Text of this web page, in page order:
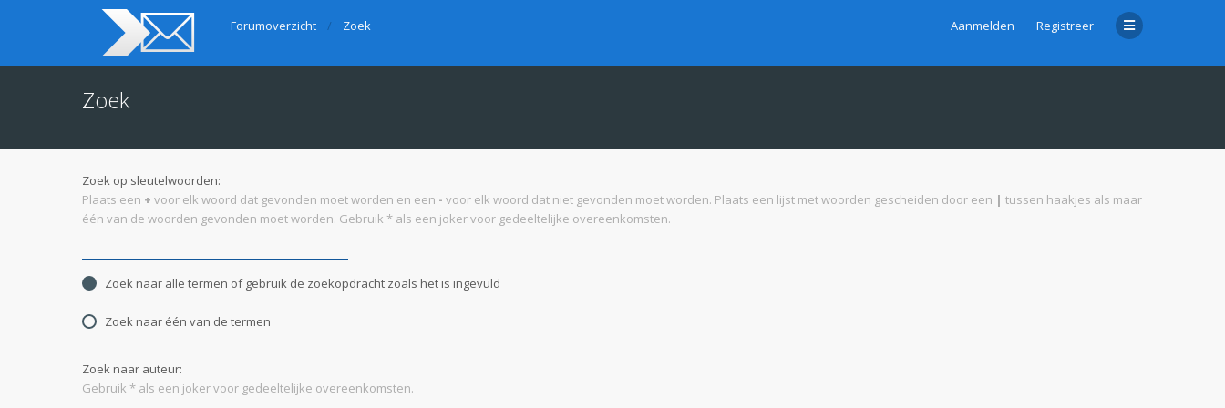
Aanmelden Registreer
Forumoverzicht Zoek
Zoek
Zoek op sleutelwoorden:
Plaats een + voor elk woord dat gevonden moet worden en een - voor elk woord dat niet gevonden moet worden. Plaats een lijst met woorden gescheiden door een | tussen haakjes als maar
één van de woorden gevonden moet worden. Gebruik * als een joker voor gedeeltelijke overeenkomsten.
Zoek naar alle termen of gebruik de zoekopdracht zoals het is ingevuld
Zoek naar één van de termen
Zoek naar auteur:
Gebruik * als een joker voor gedeeltelijke overeenkomsten.